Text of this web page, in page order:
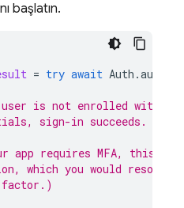
başlatın.
= try await Auth .auth
is not enrolled with a
sign-in succeeds.
requires MFA, this
which you would
factor.)